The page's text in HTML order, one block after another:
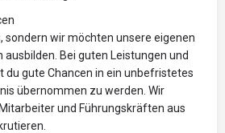
sondern wir möchten unsere eigenen
Bei guten Leistungen und
du gute Chancen in ein unbefristetes
übernommen zu werden. Wir
und Führungskräften aus